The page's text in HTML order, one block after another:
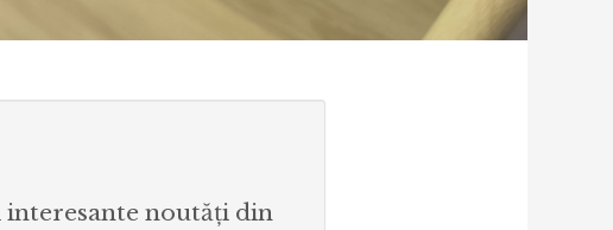
interesante noutăți din